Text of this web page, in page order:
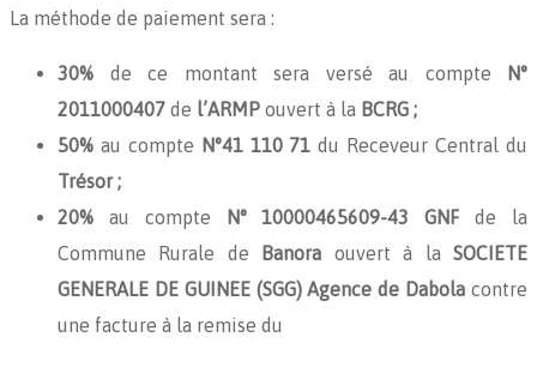
La méthode de paiement sera :
30% de ce montant sera versé au compte N°
2011000407 de l’ARMP ouvert à la BCRG ;
50% au compte N°41 110 71du Receveur Central du
Trésor ;
20% au compte N° 10000465609-43 GNFde la
Commune Rurale de Banora ouvert à laSOCIETE
GENERALE DE GUINEE (SGG) Agence de Dabola contre
une facture à la remise du